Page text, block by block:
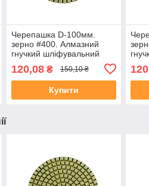
Черепашка D-100мм.
зерно #400. Алмазний
гнучкий шліфувальний
120,08₴ 150,10 ₴
Купити